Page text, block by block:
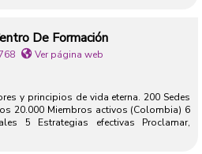
De Formación
Ver página web
y principios de vida eterna. 200 Sedes
20.000 Miembros activos (Colombia) 6
5 Estrategias efectivas Proclamar,